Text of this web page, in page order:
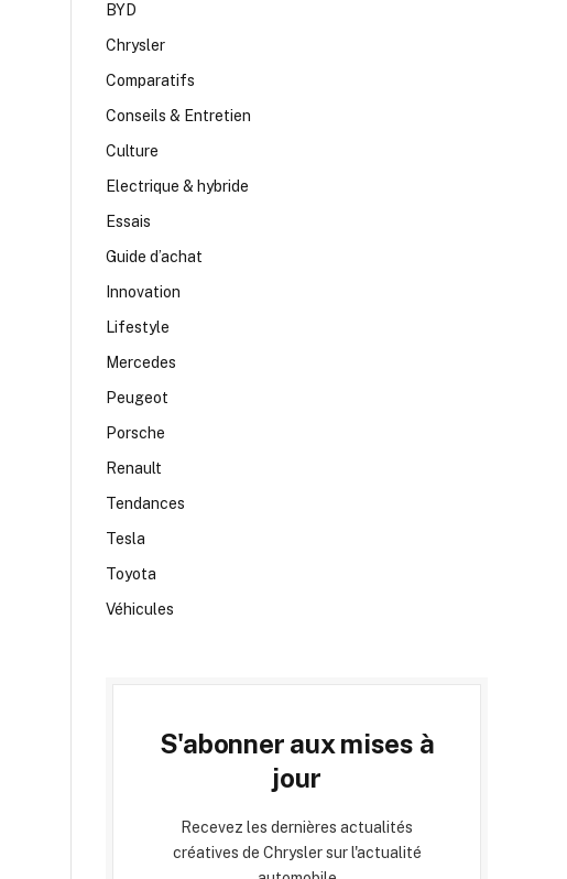
BYD
Chrysler
Comparatifs
Conseils & Entretien
Culture
Electrique & hybride
Essais
Guide d’achat
Innovation
Lifestyle
Mercedes
Peugeot
Porsche
Renault
Tendances
Tesla
Toyota
Véhicules
S'abonner aux mises à
jour
Recevez les dernières actualités
créatives de Chrysler sur l'actualité